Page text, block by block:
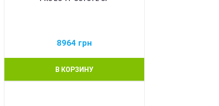
8964 грн
В КОРЗИНУ